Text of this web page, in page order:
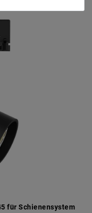
für Schienensystem